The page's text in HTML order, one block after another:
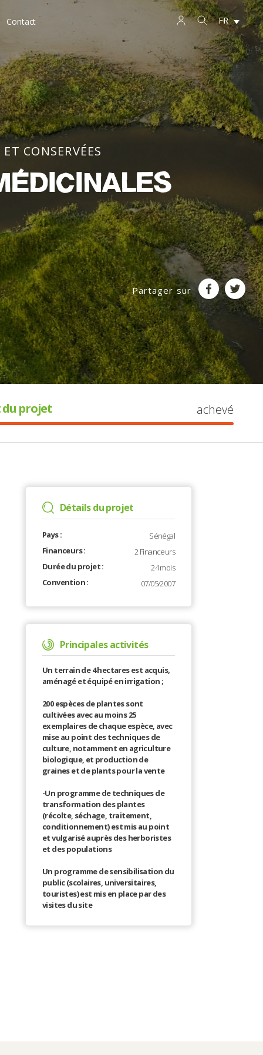
Contact FR
CONSERVÉES
Partager sur
projet achevé
Détails du projet
Pays :
Sénégal
Financeurs :
2 Financeurs
Durée du projet :
24 mois
Convention :
07/05/2007
Principales activités
Un terrain de 4 hectares est acquis,
aménagé et équipé en irrigation ;
200 espèces de plantes sont
cultivées avec au moins 25
exemplaires de chaque espèce, avec
mise au point des techniques de
culture, notamment en agriculture
biologique, et production de
graines et de plants pour la vente
-Un programme de techniques de
transformation des plantes
(récolte, séchage, traitement,
conditionnement) est mis au point
et vulgarisé auprès des herboristes
et des populations
Un programme de sensibilisation du
public (scolaires, universitaires,
touristes) est mis en place par des
visites du site